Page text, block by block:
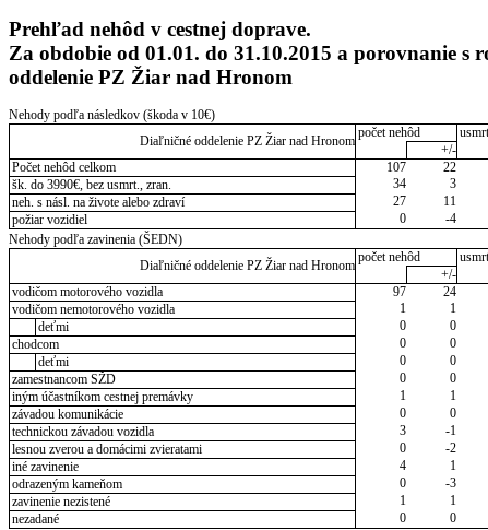
Prehľad nehôd v cestnej doprave.
Za obdobie od 01.01. do 31.10.2015 a porovnanie
oddelenie PZ Žiar nad Hronom
Nehody podľa následkov (škoda v 10€)
Diaľničné oddelenie PZ Žiar nad Hronom
počet nehôd
+/-
Počet nehôd celkom
107 22
šk. do 3990€, bez usmrt., zran.
34 3
neh. s násl. na živote alebo zdraví
27 11
požiar vozidiel
0 -4
Nehody podľa zavinenia (ŠEDN)
Diaľničné oddelenie PZ Žiar nad Hronom
počet nehôd
+/-
vodičom motorového vozidla
97 24
vodičom nemotorového vozidla
1 1
deťmi
0 0
chodcom
0 0
deťmi
0 0
zamestnancom SŽD
0 0
iným účastníkom cestnej premávky
1 1
závadou komunikácie
0 0
technickou závadou vozidla
3 -1
lesnou zverou a domácimi zvieratami
0 -2
iné zavinenie
4 1
odrazeným kameňom
0 -3
zavinenie nezistené
1 1
nezadané
0 0